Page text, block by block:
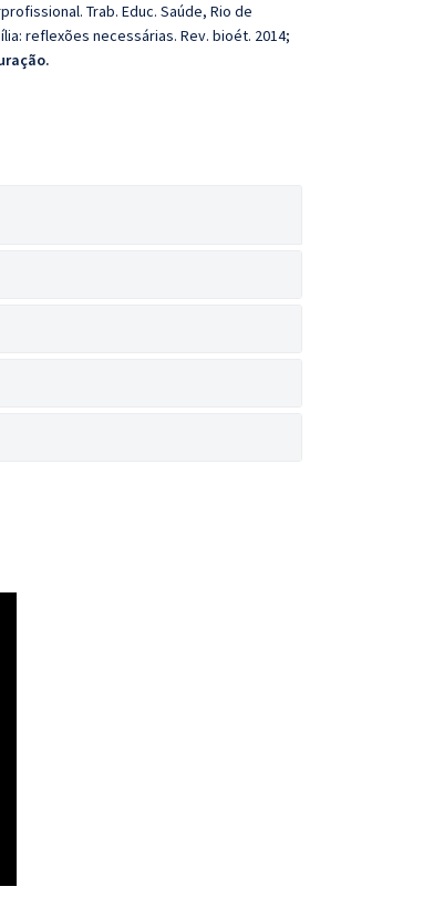
Trab. Educ. Saúde, Rio de
reflexões necessárias. Rev. bioét. 2014;